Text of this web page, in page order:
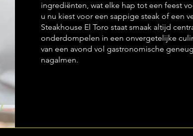
ingrediënten, wat elke hap tot een feest
u nu kiest voor een sappige steak of een
Steakhouse El Toro staat smaak altijd
onderdompelen in een onvergetelijke
van een avond vol gastronomische
nagalmen.